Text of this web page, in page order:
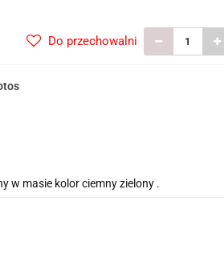
Do przechowalni
w masie kolor ciemny zielony .